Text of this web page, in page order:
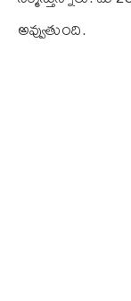
అవ్వుతుంది.